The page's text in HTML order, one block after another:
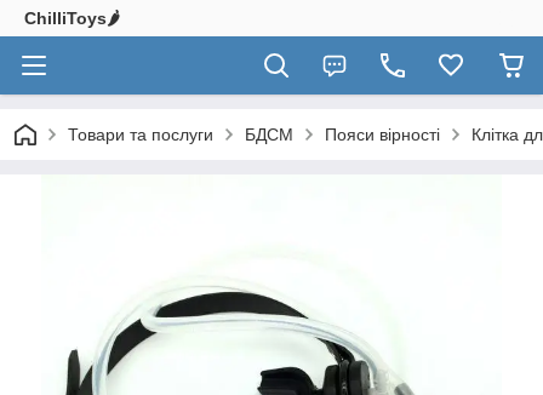
ChilliToys🌶️
Товари та послуги БДСМ Пояси вірності Клітка